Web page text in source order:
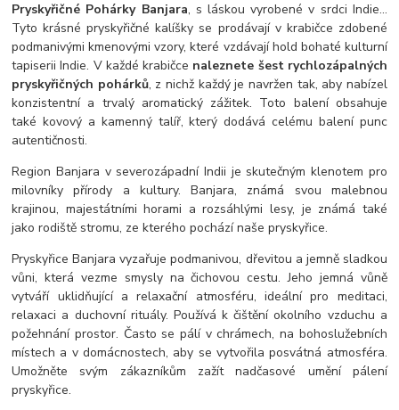
Pryskyřičné Pohárky Banjara, s láskou vyrobené v srdci Indie...
Tyto krásné pryskyřičné kalíšky se prodávají v krabičce zdobené
podmanivými kmenovými vzory, které vzdávají hold bohaté kulturní
tapiserii Indie. V každé krabičce naleznete šest rychlozápalných
pryskyřičných pohárků, z nichž každý je navržen tak, aby nabízel
konzistentní a trvalý aromatický zážitek. Toto balení obsahuje
také kovový a kamenný talíř, který dodává celému balení punc
autentičnosti.
Region Banjara v severozápadní Indii je skutečným klenotem pro
milovníky přírody a kultury. Banjara, známá svou malebnou
krajinou, majestátními horami a rozsáhlými lesy, je známá také
jako rodiště stromu, ze kterého pochází naše pryskyřice.
Pryskyřice Banjara vyzařuje podmanivou, dřevitou a jemně sladkou
vůni, která vezme smysly na čichovou cestu. Jeho jemná vůně
vytváří uklidňující a relaxační atmosféru, ideální pro meditaci,
relaxaci a duchovní rituály. Používá k čištění okolního vzduchu a
požehnání prostor. Často se pálí v chrámech, na bohoslužebních
místech a v domácnostech, aby se vytvořila posvátná atmosféra.
Umožněte svým zákazníkům zažít nadčasové umění pálení
pryskyřice.